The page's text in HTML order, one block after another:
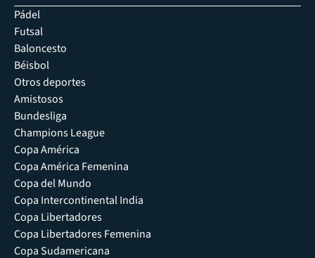
Pádel
Futsal
Baloncesto
Béisbol
Otros deportes
Amistosos
Bundesliga
Champions League
Copa América
Copa América Femenina
Copa del Mundo
Copa Intercontinental India
Copa Libertadores
Copa Libertadores Femenina
Copa Sudamericana